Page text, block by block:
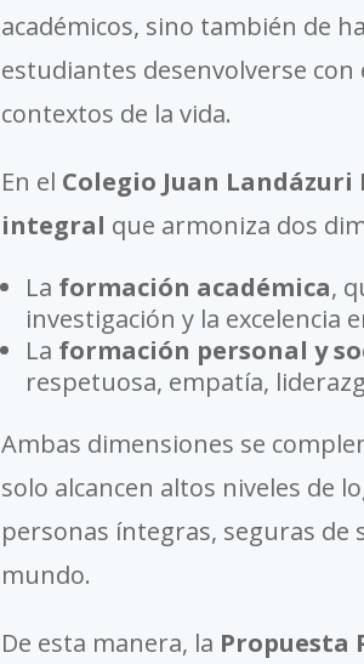
académicos, sino también de
estudiantes desenvolverse
contextos de la vida.
En el Colegio Juan Landázuri
integral que armoniza dos
La formación académica,
investigación y la excelencia
La formación personal y
respetuosa, empatía,
Ambas dimensiones se
solo alcancen altos niveles de
personas íntegras, seguras de
mundo.
De esta manera, la Propuesta